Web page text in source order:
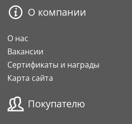
О компании
О нас
Вакансии
Сертификаты и награды
Карта сайта
Покупателю